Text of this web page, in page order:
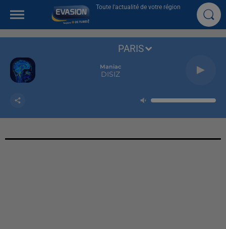
Toute l'actualité de votre région
Maniac
DISIZ
PARIS